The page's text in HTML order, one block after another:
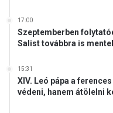
17:00
Szeptemberben
Salist továbbra is
15:31
XIV. Leó pápa a
védeni, hanem átölelni